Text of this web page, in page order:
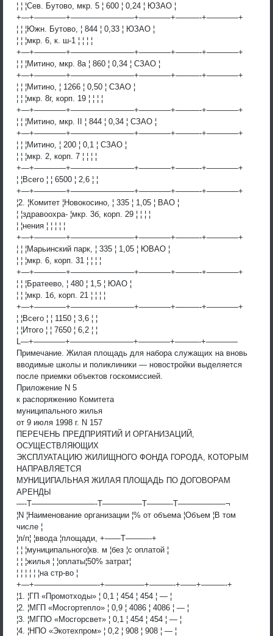
¦ ¦ ¦Сев. Бутово, мкр. 5 ¦ 600 ¦ 0,24 ¦ ЮЗАО ¦
+—+————+————————+————+———-+————+
¦ ¦ ¦Южн. Бутово, ¦ 844 ¦ 0,33 ¦ ЮЗАО ¦
¦ ¦ ¦мкр. 6, к. ш-1 ¦ ¦ ¦ ¦
+—+————+————————+————+———-+————+
¦ ¦ ¦Митино, мкр. 8а ¦ 860 ¦ 0,34 ¦ СЗАО ¦
+—+————+————————+————+———-+————+
¦ ¦ ¦Митино, ¦ 1266 ¦ 0,50 ¦ СЗАО ¦
¦ ¦ ¦мкр. 8г, корп. 19 ¦ ¦ ¦ ¦
+—+————+————————+————+———-+————+
¦ ¦ ¦Митино, мкр. II ¦ 844 ¦ 0,34 ¦ СЗАО ¦
+—+————+————————+————+———-+————+
¦ ¦ ¦Митино, ¦ 200 ¦ 0,1 ¦ СЗАО ¦
¦ ¦ ¦мкр. 2, корп. 7 ¦ ¦ ¦ ¦
+—+————+————————+————+———-+————+
¦ ¦Всего ¦ ¦ 6500 ¦ 2,6 ¦ ¦
+—+————+————————+————+———-+————+
¦2. ¦Комитет ¦Новокосино, ¦ 335 ¦ 1,05 ¦ ВАО ¦
¦ ¦здравоохра- ¦мкр. 3б, корп. 29 ¦ ¦ ¦ ¦
¦ ¦нения ¦ ¦ ¦ ¦ ¦
+—+————+————————+————+———-+————+
¦ ¦ ¦Марьинский парк, ¦ 335 ¦ 1,05 ¦ ЮВАО ¦
¦ ¦ ¦мкр. 6, корп. 31 ¦ ¦ ¦ ¦
+—+————+————————+————+———-+————+
¦ ¦ ¦Братеево, ¦ 480 ¦ 1,5 ¦ ЮАО ¦
¦ ¦ ¦мкр. 1б, корп. 21 ¦ ¦ ¦ ¦
+—+————+————————+————+———-+————+
¦ ¦Всего ¦ ¦ 1150 ¦ 3,6 ¦ ¦
¦ ¦Итого ¦ ¦ 7650 ¦ 6,2 ¦ ¦
L—+————+————————+————+———-+————
Примечание. Жилая площадь для набора служащих на вновь
вводимые школы и поликлиники — новостройки выделяется
после приемки объектов госкомиссией.
Приложение N 5
к распоряжению Комитета
муниципального жилья
от 9 июля 1998 г. N 157
ПЕРЕЧЕНЬ ПРЕДПРИЯТИЙ И ОРГАНИЗАЦИЙ,
ОСУЩЕСТВЛЯЮЩИХ
ЭКСПЛУАТАЦИЮ ЖИЛИЩНОГО ФОНДА ГОРОДА, КОТОРЫМ
НАПРАВЛЯЕТСЯ
МУНИЦИПАЛЬНАЯ ЖИЛАЯ ПЛОЩАДЬ ПО ДОГОВОРАМ
АРЕНДЫ
—-T————————-T—————T———-T——————¬
¦N ¦Наименование организации ¦% от объема ¦Объем ¦В том
числе ¦
¦п/п¦ ¦ввода ¦площади, +——T———-+
¦ ¦ ¦муниципального¦кв. м ¦без ¦с оплатой ¦
¦ ¦ ¦жилья ¦ ¦оплаты¦50% затрат¦
¦ ¦ ¦ ¦ ¦ ¦на стр-во ¦
+—+————————-+—————+———-+——+———-+
¦1. ¦ГП «Промотходы» ¦ 0,1 ¦ 454 ¦ 454 ¦ — ¦
¦2. ¦МГП «Мосгортепло» ¦ 0,9 ¦ 4086 ¦ 4086 ¦ — ¦
¦3. ¦МГПО «Мосгорсвет» ¦ 0,1 ¦ 454 ¦ 454 ¦ — ¦
¦4. ¦НПО «Экотехпром» ¦ 0,2 ¦ 908 ¦ 908 ¦ — ¦